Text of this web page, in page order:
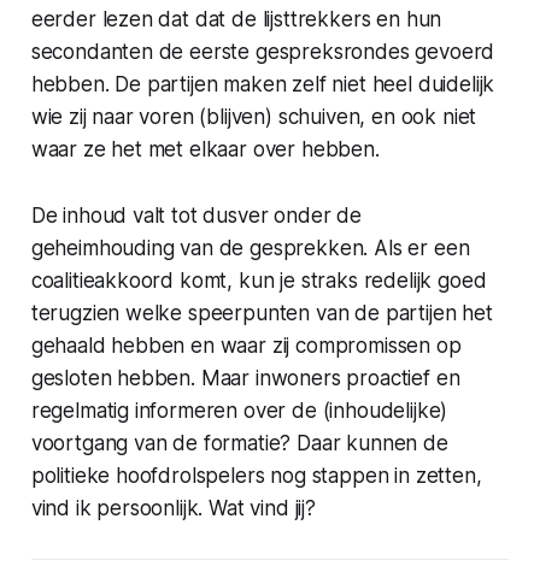
eerder lezen dat dat de lijsttrekkers en hun
secondanten de eerste gespreksrondes gevoerd
hebben. De partijen maken zelf niet heel duidelijk
wie zij naar voren (blijven) schuiven, en ook niet
waar ze het met elkaar over hebben.
De inhoud valt tot dusver onder de
geheimhouding van de gesprekken. Als er een
coalitieakkoord komt, kun je straks redelijk goed
terugzien welke speerpunten van de partijen het
gehaald hebben en waar zij compromissen op
gesloten hebben. Maar inwoners proactief en
regelmatig informeren over de (inhoudelijke)
voortgang van de formatie? Daar kunnen de
politieke hoofdrolspelers nog stappen in zetten,
vind ik persoonlijk. Wat vind jij?